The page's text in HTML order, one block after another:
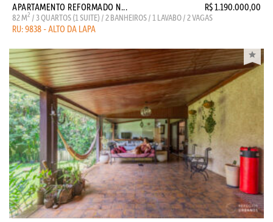
APARTAMENTO REFORMADO N... R$ 1.190.000,00
82 M2 / 3 QUARTOS (1 SUITE) / 2 BANHEIROS / 1 LAVABO / 2 VAGAS
RU: 9838 - ALTO DA LAPA